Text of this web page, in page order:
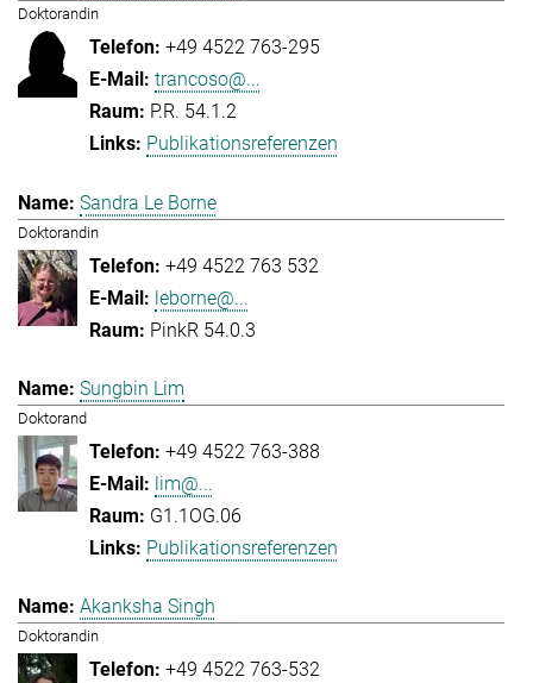
Doktorandin
+49 4522 763-295
trancoso@...
P.R. 54.1.2
Publikationsreferenzen
Sandra Le Borne
Doktorandin
+49 4522 763 532
leborne@...
PinkR 54.0.3
Sungbin Lim
Doktorand
+49 4522 763-388
lim@...
G1.1OG.06
Publikationsreferenzen
Akanksha Singh
Doktorandin
+49 4522 763-532